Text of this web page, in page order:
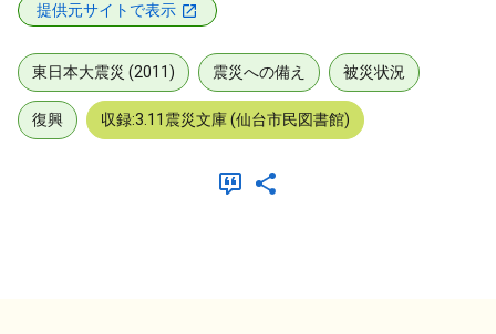
提供元サイトで表示
東日本大震災 (2011) 震災への備え 被災状況
復興 収録:3.11震災文庫 (仙台市民図書館)